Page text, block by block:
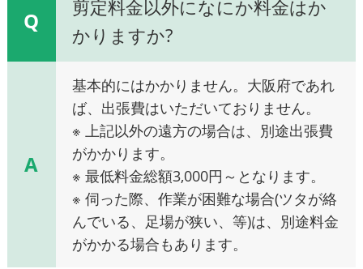
Q
剪定料金以外になにか料金はか
かりますか?
A
基本的にはかかりません。大阪府であれ
ば、出張費はいただいておりません。
※ 上記以外の遠方の場合は、別途出張費
がかかります。
※ 最低料金総額3,000円～となります。
※ 伺った際、作業が困難な場合(ツタが絡
んでいる、足場が狭い、等)は、別途料金
がかかる場合もあります。